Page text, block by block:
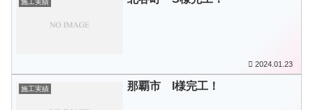
施工実績
2024.01.23
施工実績 那覇市 I様完工！